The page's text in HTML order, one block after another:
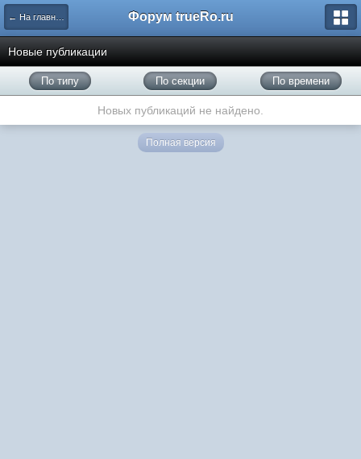
← На главную Форум trueRo.ru
Новые публикации
По типу По секции По времени
Новых публикаций не найдено.
Полная версия